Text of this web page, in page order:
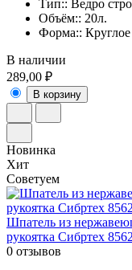
Тип:: Ведро
Объём:: 20л.
Форма:: Круглое
В наличии
289,00 ₽
В корзину
Новинка
Хит
Советуем
Шпатель из
рукоятка Сибртех
0 отзывов